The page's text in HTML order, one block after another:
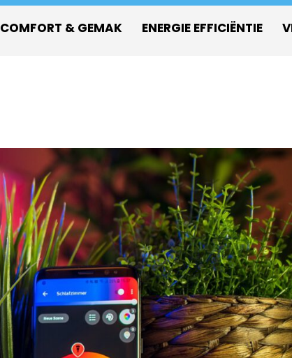
COMFORT & GEMAK ENERGIE EFFICIËNTIE